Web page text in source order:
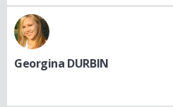
Georgina DURBIN